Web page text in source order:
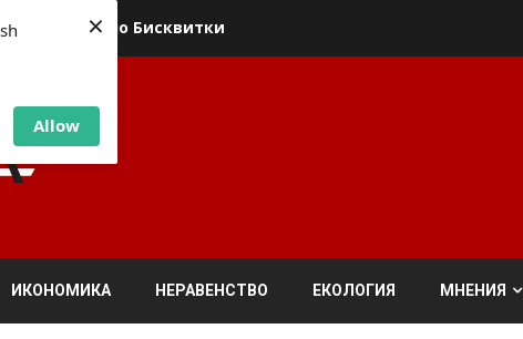
Allow
×
относно Бисквитки
ИКОНОМИКА НЕРАВЕНСТВО ЕКОЛОГИЯ МНЕНИЯ